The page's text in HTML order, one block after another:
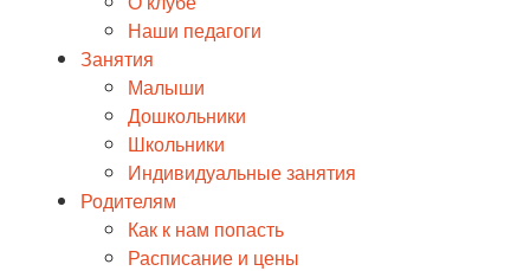
Наши педагоги
Занятия
Малыши
Дошкольники
Школьники
Индивидуальные занятия
Родителям
Как к нам попасть
Расписание и цены